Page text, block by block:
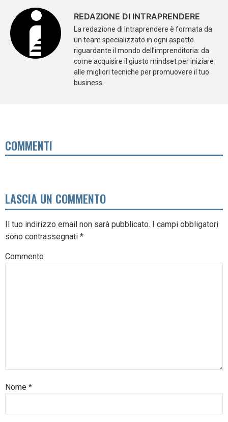
REDAZIONE DI INTRAPRENDERE
La redazione di Intraprendere è formata da
un team specializzato in ogni aspetto
riguardante il mondo dell’imprenditoria: da
come acquisire il giusto mindset per iniziare
alle migliori tecniche per promuovere il tuo
business.
COMMENTI
LASCIA UN COMMENTO
Il tuo indirizzo email non sarà pubblicato. I campi obbligatori
sono contrassegnati *
Commento
Nome *